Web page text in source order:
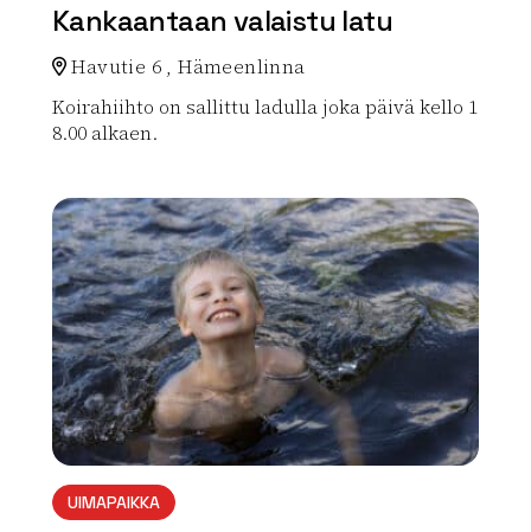
Kankaantaan valaistu latu
Havutie 6 , Hämeenlinna
Koirahiihto on sallittu ladulla joka päivä kello 1
8.00 alkaen.
array(0) { }
UIMAPAIKKA